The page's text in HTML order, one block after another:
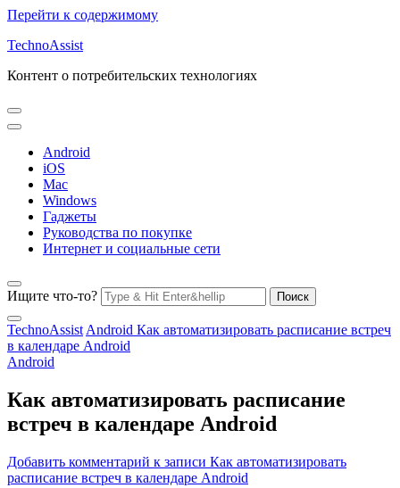
Перейти к содержимому
TechnoAssist
Контент о потребительских технологиях
Android
iOS
Mac
Windows
Гаджеты
Руководства по покупке
Интернет и социальные сети
Ищите что-то?
TechnoAssist Android Как автоматизировать расписание встреч
в календаре Android
Android
Как автоматизировать расписание
встреч в календаре Android
Добавить комментарий к записи Как автоматизировать
расписание встреч в календаре Android